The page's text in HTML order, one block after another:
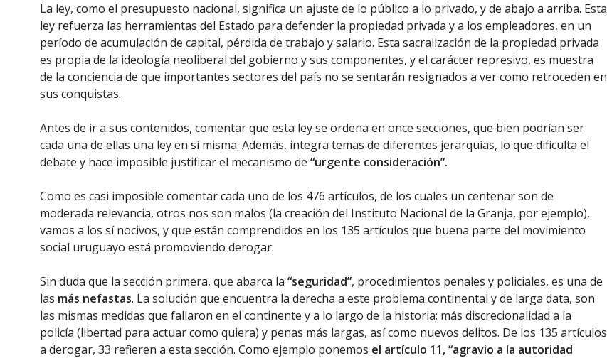
La ley, como el presupuesto nacional, significa un ajuste de lo público a lo privado, y de abajo a arriba. Esta
ley refuerza las herramientas del Estado para defender la propiedad privada y a los empleadores, en un
período de acumulación de capital, pérdida de trabajo y salario. Esta sacralización de la propiedad privada
es propia de la ideología neoliberal del gobierno y sus componentes, y el carácter represivo, es muestra
de la conciencia de que importantes sectores del país no se sentarán resignados a ver como retroceden en
sus conquistas.
Antes de ir a sus contenidos, comentar que esta ley se ordena en once secciones, que bien podrían ser
cada una de ellas una ley en sí misma. Además, integra temas de diferentes jerarquías, lo que dificulta el
debate y hace imposible justificar el mecanismo de “urgente consideración”.
Como es casi imposible comentar cada uno de los 476 artículos, de los cuales un centenar son de
moderada relevancia, otros nos son malos (la creación del Instituto Nacional de la Granja, por ejemplo),
vamos a los sí nocivos, y que están comprendidos en los 135 artículos que buena parte del movimiento
social uruguayo está promoviendo derogar.
Sin duda que la sección primera, que abarca la “seguridad”, procedimientos penales y policiales, es una de
las más nefastas. La solución que encuentra la derecha a este problema continental y de larga data, son
las mismas medidas que fallaron en el continente y a lo largo de la historia; más discrecionalidad a la
policía (libertad para actuar como quiera) y penas más largas, así como nuevos delitos. De los 135 artículos
a derogar, 33 refieren a esta sección. Como ejemplo ponemos el artículo 11, “agravio a la autoridad